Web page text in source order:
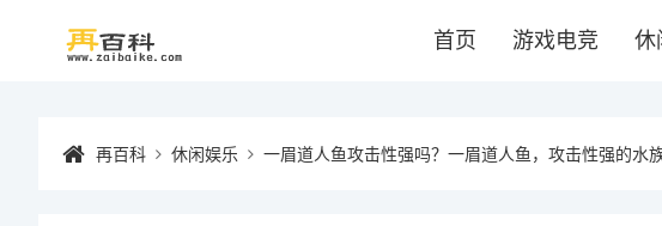
首页 游戏电竞 休
再百科 休闲娱乐 一眉道人鱼攻击性强吗？一眉道人鱼，攻击性强的水